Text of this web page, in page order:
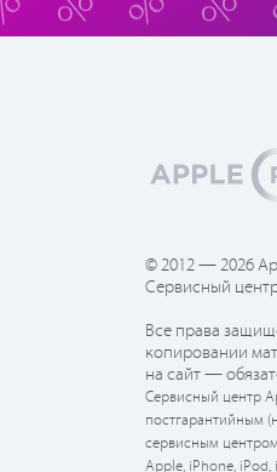
© 2012 — 2026
Сервисный
Все права
копировании
на сайт —
Сервисный центр
постгарантийным
сервисным
Apple, iPhone, iPod,